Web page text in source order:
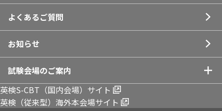
よくあるご質問
お知らせ
試験会場のご案内
ロサンゼルス
英検S-CBT（国内会場）サイト
英検（従来型）海外本会場サイト